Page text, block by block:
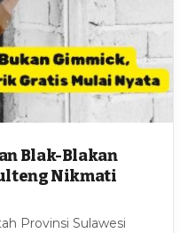
Blak-Blakan
Nikmati
Provinsi Sulawesi